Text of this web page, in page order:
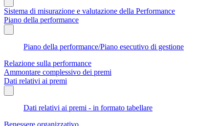
Sistema di misurazione e valutazione della Performance
Piano della performance
Piano della performance/Piano esecutivo di gestione
Relazione sulla performance
Ammontare complessivo dei premi
Dati relativi ai premi
Dati relativi ai premi - in formato tabellare
Benessere organizzativo